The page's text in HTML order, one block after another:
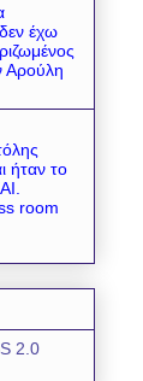
έχω
Αρούλη
ήταν το
room
2.0